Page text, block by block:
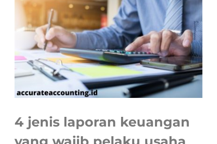
4 jenis laporan keuangan